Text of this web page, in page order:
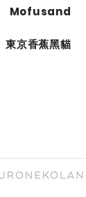
Mofusand
東京香蕉黑貓